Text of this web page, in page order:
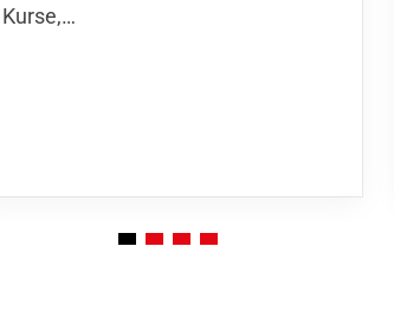
Kurse,…